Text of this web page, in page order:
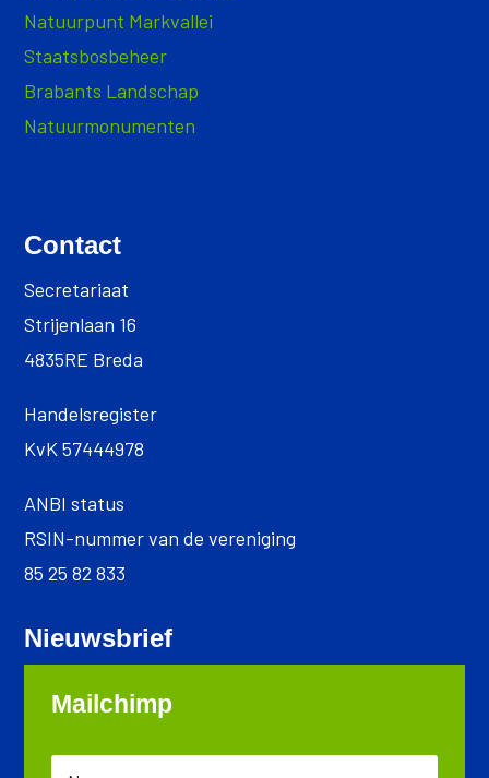
Natuurpunt Markvallei
Staatsbosbeheer
Brabants Landschap
Natuurmonumenten
Contact
Secretariaat
Strijenlaan 16
4835RE Breda
Handelsregister
KvK 57444978
ANBI status
RSIN-nummer van de vereniging
85 25 82 833
Nieuwsbrief
Mailchimp